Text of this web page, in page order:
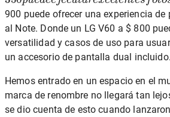
900 puede ofrecer una experiencia
al Note. Donde un LG V60 a $ 800
versatilidad y casos de uso para
un accesorio de pantalla dual incluido.
Hemos entrado en un espacio en el
marca de renombre no llegará tan
se dio cuenta de esto cuando